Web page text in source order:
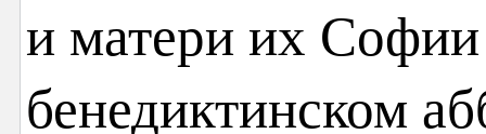
и матери их Софии
бенедиктинском